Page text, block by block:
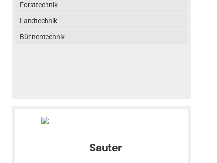
Forsttechnik
Landtechnik
Bühnentechnik